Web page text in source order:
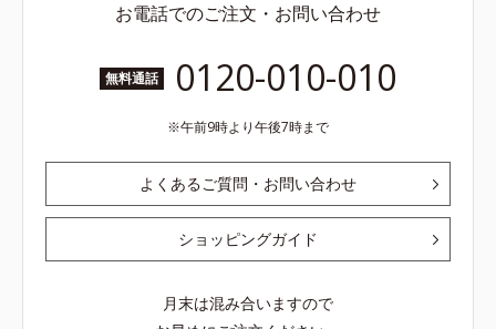
お電話でのご注文・お問い合わせ
無料通話 0120-010-010
午前9時より午後7時まで
よくあるご質問・お問い合わせ
ショッピングガイド
月末は混み合いますので